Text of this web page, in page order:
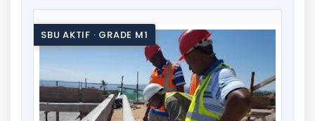
SBU AKTIF · GRADE M1